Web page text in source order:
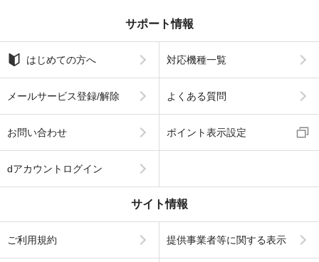
サポート情報
はじめての方へ 対応機種一覧
メールサービス登録/解除 よくある質問
お問い合わせ ポイント表示設定
dアカウントログイン
サイト情報
ご利用規約 提供事業者等に関する表示